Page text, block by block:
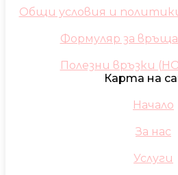
Общи условия и
Формуляр за
Полезни връзки
Карта на
Начало
За нас
Услуги